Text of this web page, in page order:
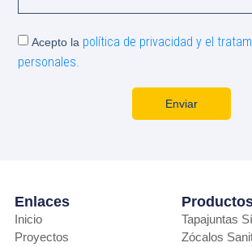
Acepto la política de privacidad y el
personales.
Enviar
Enlaces
Inicio
Proyectos
Tapajuntas
Zócalos